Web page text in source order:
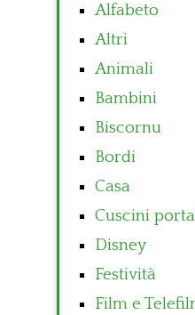
Alfabeto
Altri
Animali
Bambini
Biscornu
Bordi
Casa
Cuscini
Disney
Festività
Film e